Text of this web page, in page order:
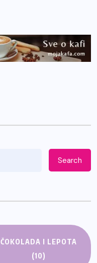
Search
ČOKOLADA I LEPOTA
(10)